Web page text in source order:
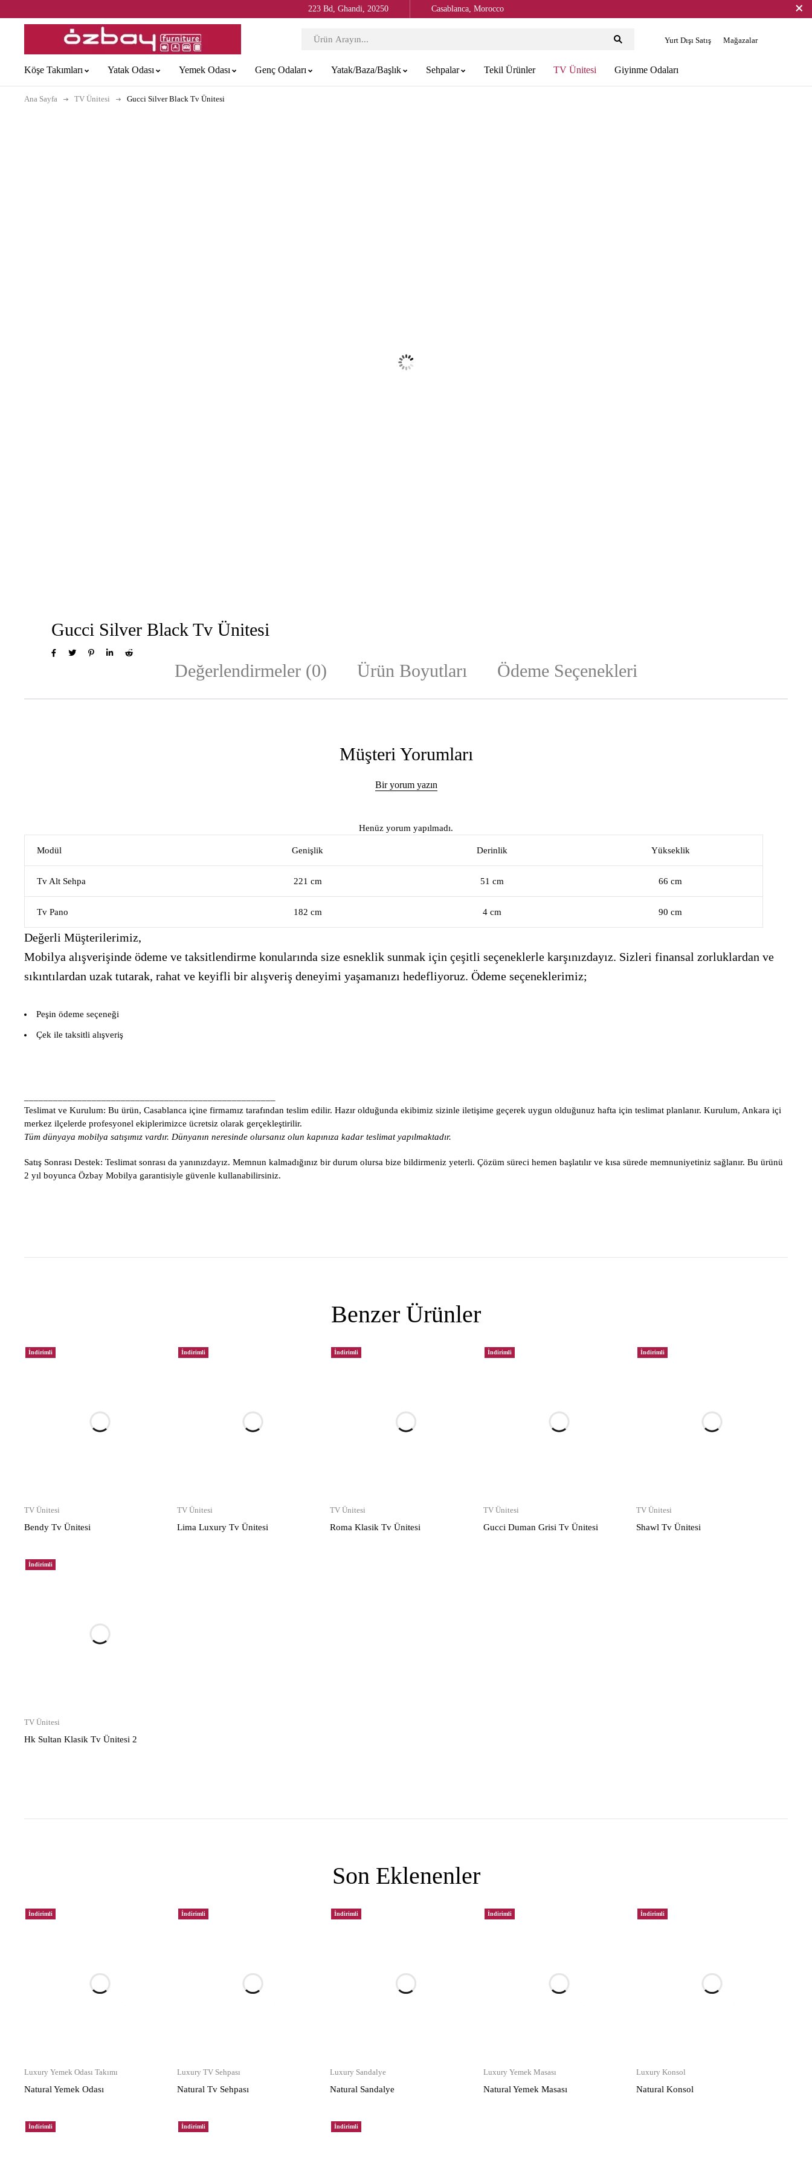
223 Bd, Ghandi, 20250 Casablanca, Morocco
Yurt Dışı Satış Mağazalar
Köşe Takımları Yatak Odası Yemek Odası Genç Odaları Yatak/Baza/Başlık Sehpalar Tekil Ürünler TV Ünitesi Giyinme Odaları
Ana Sayfa TV Ünitesi Gucci Silver Black Tv Ünitesi
Gucci Silver Black Tv Ünitesi
Değerlendirmeler (0) Ürün Boyutları Ödeme Seçenekleri
Müşteri Yorumları
Bir yorum yazın
Henüz yorum yapılmadı.
Modül Genişlik Derinlik Yükseklik
Tv Alt Sehpa 221 cm 51 cm 66 cm
Tv Pano 182 cm 4 cm 90 cm
Değerli Müşterilerimiz,
Mobilya alışverişinde ödeme ve taksitlendirme konularında size esneklik sunmak için çeşitli seçeneklerle karşınızdayız. Sizleri finansal zorluklardan ve
sıkıntılardan uzak tutarak, rahat ve keyifli bir alışveriş deneyimi yaşamanızı hedefliyoruz. Ödeme seçeneklerimiz;
Peşin ödeme seçeneği
Çek ile taksitli alışveriş
Teslimat ve Kurulum: Bu ürün, Casablanca içine firmamız tarafından teslim edilir. Hazır olduğunda ekibimiz sizinle iletişime geçerek uygun olduğunuz hafta için teslimat planlanır. Kurulum, Ankara içi
merkez ilçelerde profesyonel ekiplerimizce ücretsiz olarak gerçekleştirilir.
Tüm dünyaya mobilya satışımız vardır. Dünyanın neresinde olursanız olun kapınıza kadar teslimat yapılmaktadır.
Satış Sonrası Destek: Teslimat sonrası da yanınızdayız. Memnun kalmadığınız bir durum olursa bize bildirmeniz yeterli. Çözüm süreci hemen başlatılır ve kısa sürede memnuniyetiniz sağlanır. Bu ürünü
2 yıl boyunca Özbay Mobilya garantisiyle güvenle kullanabilirsiniz.
Benzer Ürünler
İndirimli
TV Ünitesi
Bendy Tv Ünitesi
İndirimli
TV Ünitesi
Lima Luxury Tv Ünitesi
İndirimli
TV Ünitesi
Roma Klasik Tv Ünitesi
İndirimli
TV Ünitesi
Gucci Duman Grisi Tv Ünitesi
İndirimli
TV Ünitesi
Shawl Tv Ünitesi
İndirimli
TV Ünitesi
Hk Sultan Klasik Tv Ünitesi 2
Son Eklenenler
İndirimli
Luxury Yemek Odası Takımı
Natural Yemek Odası
İndirimli
Luxury TV Sehpası
Natural Tv Sehpası
İndirimli
Luxury Sandalye
Natural Sandalye
İndirimli
Luxury Yemek Masası
Natural Yemek Masası
İndirimli
Luxury Konsol
Natural Konsol
İndirimli İndirimli İndirimli